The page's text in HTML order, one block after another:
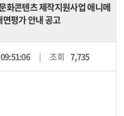
화콘텐츠 제작지원사업 애니메
면평가 안내 공고
조회 7,735